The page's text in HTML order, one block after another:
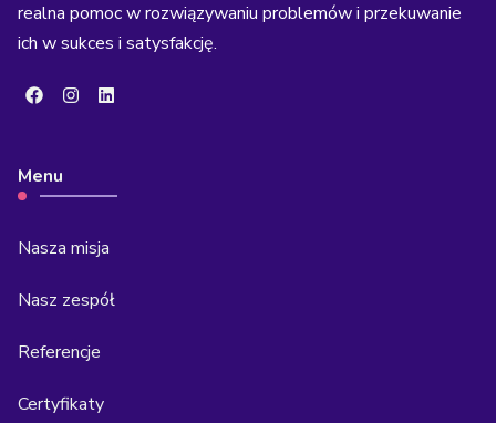
realna pomoc w rozwiązywaniu problemów i przekuwanie
ich w sukces i satysfakcję.
Menu
Nasza misja
Nasz zespół
Referencje
Certyfikaty